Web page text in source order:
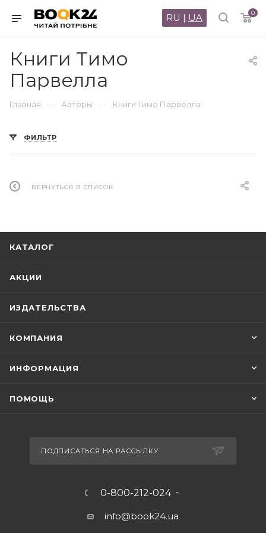
0
RU | UA
Книги Тимо
Парвелла
Главная — Авторы — Книги Тимо Парвелла
ФИЛЬТР
ВЕРНУТЬСЯ В СПИСОК
КАТАЛОГ
АКЦИИ
ИЗДАТЕЛЬСТВА
КОМПАНИЯ
ИНФОРМАЦИЯ
ПОМОЩЬ
ПОДПИСАТЬСЯ НА РАССЫЛКУ
0-800-212-024
info@book24.ua